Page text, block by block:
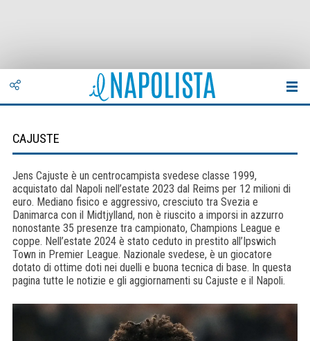
CAJUSTE
Jens Cajuste è un centrocampista svedese classe 1999,
acquistato dal Napoli nell’estate 2023 dal Reims per 12 milioni di
euro. Mediano fisico e aggressivo, cresciuto tra Svezia e
Danimarca con il Midtjylland, non è riuscito a imporsi in azzurro
nonostante 35 presenze tra campionato, Champions League e
coppe. Nell’estate 2024 è stato ceduto in prestito all’Ipswich
Town in Premier League. Nazionale svedese, è un giocatore
dotato di ottime doti nei duelli e buona tecnica di base. In questa
pagina tutte le notizie e gli aggiornamenti su Cajuste e il Napoli.